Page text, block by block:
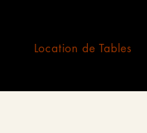
Location de Tables